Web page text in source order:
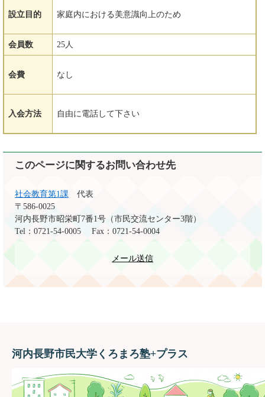
設立目的 家庭内における美意識向上のため
会員数 25人
会費 なし
入会方法 自由に電話して下さい
このページに関するお問い合わせ先
社会教育第1課
代表
〒586-0025
河内長野市昭栄町7番1号（市民交流センター3階）
Tel：0721-54-0005
Fax：0721-54-0004
メール送信
河内長野市民大学くろまろ塾+プラス